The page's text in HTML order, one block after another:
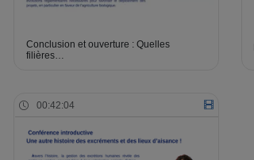
Conclusion et ouverture : Quelles
filières…
00:42:04